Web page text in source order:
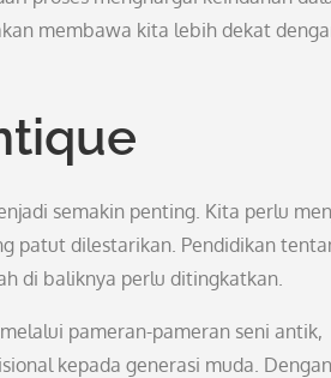
membawa kita lebih dekat
semakin penting. Kita perlu
patut dilestarikan. Pendidikan
di baliknya perlu ditingkatkan.
pameran-pameran seni antik,
kepada generasi muda. Dengan